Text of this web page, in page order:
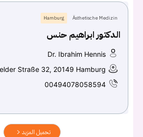
Ästhetische Medizin
Hamburg
الدكتور ابراهيم حنس
Dr. Ibrahim Hennis
Straße 32, 20149 Hamburg
00494078058594
تحميل المزيد